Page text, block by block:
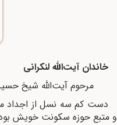
خاندان آیت‌اللّه‌ لنکرانى
مرحوم آیت‌الله شیخ حسین لنکرانی در سال 1268ش در
دست کم سه نسل از اجداد
و متبع حوزه سکونت خویش